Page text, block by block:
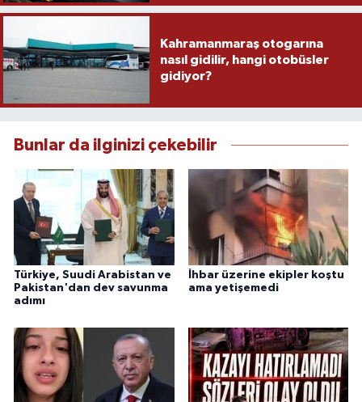
Kahramanmaraş otogarına
nasıl gidilir, hangi otobüsler
gidiyor?
Bunlar da ilginizi çekebilir
Türkiye, Suudi Arabistan ve
Pakistan'dan dev savunma
adımı
İhbar üzerine ekipler koştu
ama yetişemedi